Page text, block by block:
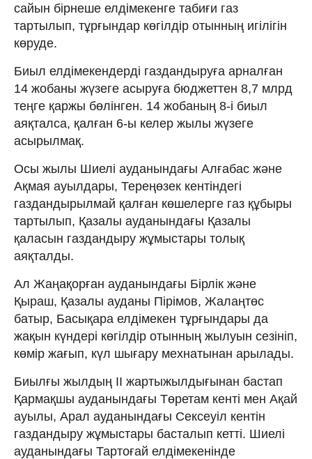
сайын бірнеше елдімекенге табиғи газ
тартылып, тұрғындар көгілдір отынның игілігін
көруде.
Биыл елдімекендерді газдандыруға арналған
14 жобаны жүзеге асыруға бюджеттен 8,7 млрд
теңге қаржы бөлінген. 14 жобаның 8-і биыл
аяқталса, қалған 6-ы келер жылы жүзеге
асырылмақ.
Осы жылы Шиелі ауданындағы Алғабас және
Ақмая ауылдары, Тереңөзек кентіндегі
газдандырылмай қалған көшелерге газ құбыры
тартылып, Қазалы ауданындағы Қазалы
қаласын газдандыру жұмыстары толық
аяқталды.
Ал Жаңақорған ауданындағы Бірлік және
Қыраш, Қазалы ауданы Пірімов, Жалаңтөс
батыр, Басықара елдімекен тұрғындары да
жақын күндері көгілдір отынның жылуын сезініп,
көмір жағып, күл шығару мехнатынан арылады.
Биылғы жылдың ІІ жартыжылдығынан бастап
Қармақшы ауданындағы Төретам кенті мен Ақай
ауылы, Арал ауданындағы Сексеуіл кентін
газдандыру жұмыстары басталып кетті. Шиелі
ауданындағы Тартоғай елдімекенінде